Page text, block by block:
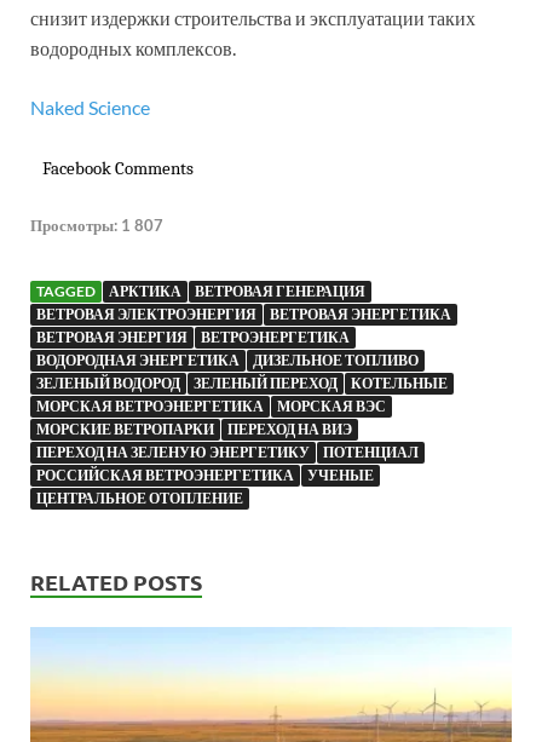
снизит издержки строительства и эксплуатации таких
водородных комплексов.
Naked Science
Facebook Comments
Просмотры: 1 807
TAGGED АРКТИКА
ВЕТРОВАЯ ГЕНЕРАЦИЯ
ВЕТРОВАЯ ЭЛЕКТРОЭНЕРГИЯ
ВЕТРОВАЯ ЭНЕРГЕТИКА
ВЕТРОВАЯ ЭНЕРГИЯ
ВЕТРОЭНЕРГЕТИКА
ВОДОРОДНАЯ ЭНЕРГЕТИКА
ДИЗЕЛЬНОЕ ТОПЛИВО
ЗЕЛЕНЫЙ ВОДОРОД
ЗЕЛЕНЫЙ ПЕРЕХОД
КОТЕЛЬНЫЕ
МОРСКАЯ ВЕТРОЭНЕРГЕТИКА
МОРСКАЯ ВЭС
МОРСКИЕ ВЕТРОПАРКИ
ПЕРЕХОД НА ВИЭ
ПЕРЕХОД НА ЗЕЛЕНУЮ ЭНЕРГЕТИКУ
ПОТЕНЦИАЛ
РОССИЙСКАЯ ВЕТРОЭНЕРГЕТИКА
УЧЕНЫЕ
ЦЕНТРАЛЬНОЕ ОТОПЛЕНИЕ
RELATED POSTS